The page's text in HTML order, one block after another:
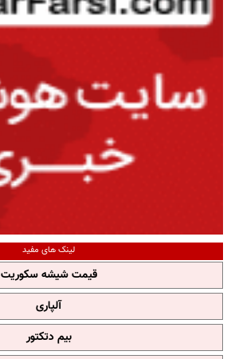
لینک های مفید
قیمت شیشه سکوریت
آلپاری
بیم دتکتور